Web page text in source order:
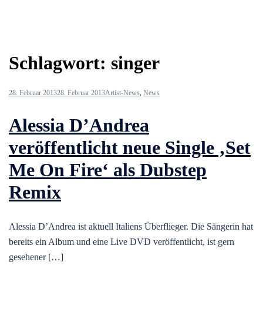
Schlagwort: singer
28. Februar 201328. Februar 2013Artist-News, News
Alessia D’Andrea
veröffentlicht neue Single ‚Set
Me On Fire‘ als Dubstep
Remix
Alessia D’Andrea ist aktuell Italiens Überflieger. Die Sängerin hat
bereits ein Album und eine Live DVD veröffentlicht, ist gern
gesehener […]